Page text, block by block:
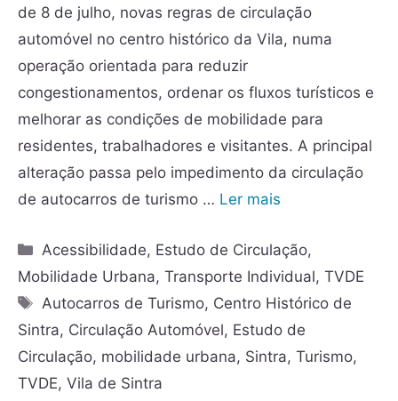
de 8 de julho, novas regras de circulação
automóvel no centro histórico da Vila, numa
operação orientada para reduzir
congestionamentos, ordenar os fluxos turísticos e
melhorar as condições de mobilidade para
residentes, trabalhadores e visitantes. A principal
alteração passa pelo impedimento da circulação
de autocarros de turismo … Ler mais
Acessibilidade, Estudo de Circulação,
Mobilidade Urbana, Transporte Individual, TVDE
Autocarros de Turismo, Centro Histórico de
Sintra, Circulação Automóvel, Estudo de
Circulação, mobilidade urbana, Sintra, Turismo,
TVDE, Vila de Sintra